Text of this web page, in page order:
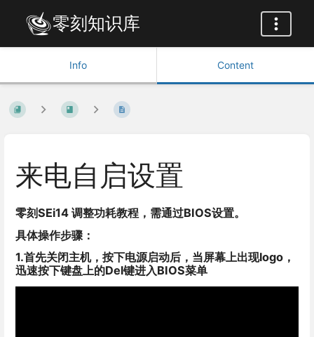
零刻知识库
Info Content
来电自启设置
零刻SEi14 调整功耗教程，需通过BIOS设置。
具体操作步骤：
1.首先关闭主机，按下电源启动后，当屏幕上出现logo，
迅速按下键盘上的Del键进入BIOS菜单